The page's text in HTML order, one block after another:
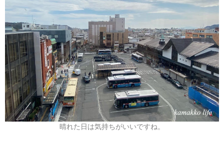
晴れた日は気持ちがいいですね。